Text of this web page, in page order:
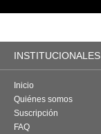
INSTITUCIONALES
Inicio
Quiénes somos
Suscripción
FAQ